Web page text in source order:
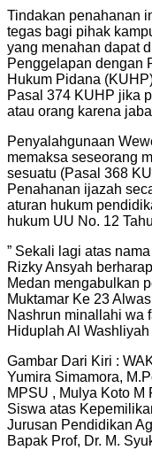
Tindakan penahanan
tegas bagi pihak
yang menahan dapat
Penggelapan dengan
Hukum Pidana
Pasal 374 KUHP jika
atau orang karena
Penyalahgunaan
memaksa seseorang
sesuatu (Pasal 368
Penahanan ijazah
aturan hukum
hukum UU No. 12
” Sekali lagi atas
Rizky Ansyah
Medan mengabulkan
Muktamar Ke 23
Nashrun minallahi wa
Hiduplah Al
Gambar Dari Kiri :
Yumira Simamora,
MPSU , Mulya Koto
Siswa atas
Jurusan Pendidikan
Bapak Prof, Dr. M.